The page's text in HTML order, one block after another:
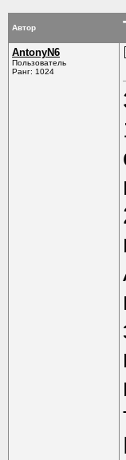
Автор
AntonyN6
Пользователь
Ранг: 1024